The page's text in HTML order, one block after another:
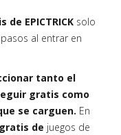
de EPICTRICK solo
al entrar en
tanto el
gratis como
se carguen. En
de juegos de